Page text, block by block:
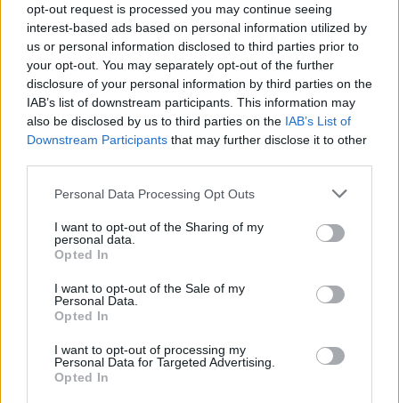
opt-out request is processed you may continue seeing
interest-based ads based on personal information utilized by
us or personal information disclosed to third parties prior to
your opt-out. You may separately opt-out of the further
disclosure of your personal information by third parties on the
IAB’s list of downstream participants. This information may
also be disclosed by us to third parties on the IAB’s List of
Downstream Participants that may further disclose it to other
Personal Data Processing Opt Outs
I want to opt-out of the Sharing of my
personal data.
Opted In
I want to opt-out of the Sale of my
Personal Data.
Opted In
I want to opt-out of processing my
Personal Data for Targeted Advertising.
Opted In
Με αφορμή την έναρξη της διοργάνωσης, η
EuroLeague δημοσίευσε ένα βίντεο στα μέσα
κοινωνικής δικτύωσης, ζητώντας από
μερικούς από τους κορυφαίους αστέρες της να
προβλέψουν ποια εθνική ομάδα θα φτάσει
μέχρι την κορυφή του κόσμου.
Κόλσον, Τάισον Ουόρντ, Νίκολο Μέλι,
Μπρανκού Μπαντιό, Ουέιντ Μπάλντουιν οι
οποίοι έδωσαν τις δικές τους προβλέψεις για
τον μεγάλο νικητή της διοργάνωσης, λίγες
ώρες πριν από την πρώτη σέντρα του
τουρνουά.